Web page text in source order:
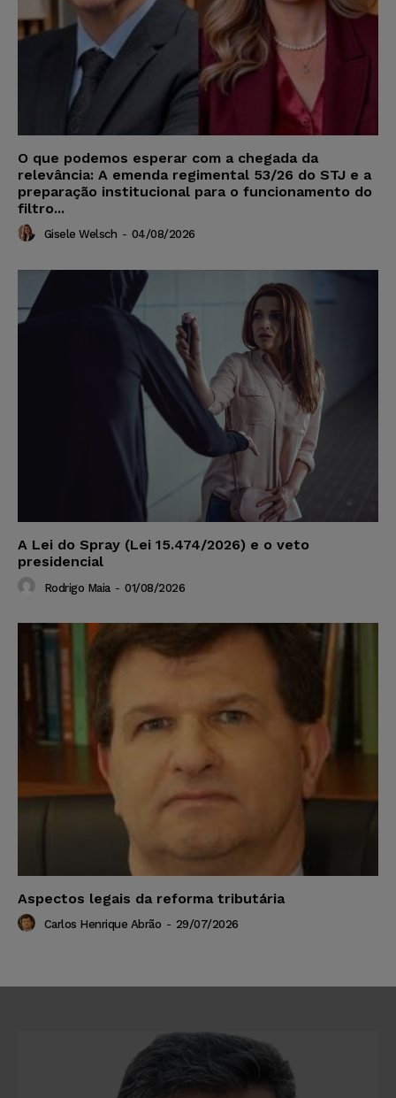
O que podemos esperar com a chegada da
relevância: A emenda regimental 53/26 do STJ e a
preparação institucional para o funcionamento do
filtro...
Gisele Welsch - 04/08/2026
A Lei do Spray (Lei 15.474/2026) e o veto
presidencial
Rodrigo Maia - 01/08/2026
Aspectos legais da reforma tributária
Carlos Henrique Abrão - 29/07/2026